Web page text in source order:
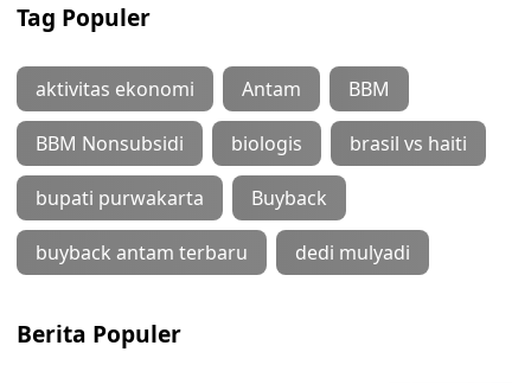
Tag Populer
aktivitas ekonomi Antam BBM
BBM Nonsubsidi biologis brasil vs haiti
bupati purwakarta Buyback
buyback antam terbaru dedi mulyadi
Berita Populer